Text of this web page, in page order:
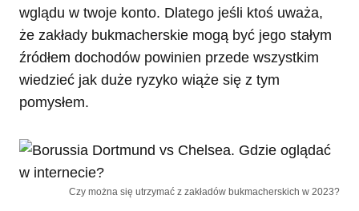
wglądu w twoje konto. Dlatego jeśli ktoś uważa,
że zakłady bukmacherskie mogą być jego stałym
źródłem dochodów powinien przede wszystkim
wiedzieć jak duże ryzyko wiąże się z tym
pomysłem.
Czy można się utrzymać z zakładów bukmacherskich w 2023?